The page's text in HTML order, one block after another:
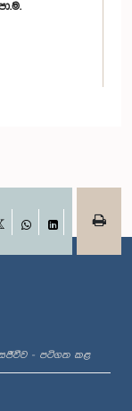
WhatsApp
LinkedIn
- පටිගත කළ